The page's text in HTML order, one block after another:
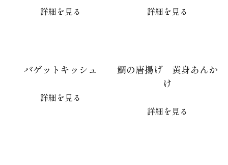
詳細を見る 詳細を見る
バゲットキッシュ
詳細を見る
鯛の唐揚げ 黄身あんか
け
詳細を見る